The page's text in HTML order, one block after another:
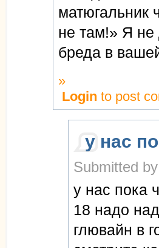
матюгальник
не там!» Я не
бреда в
»
Login to post
у нас
Submitted
у нас пока
18 надо
глювайн в